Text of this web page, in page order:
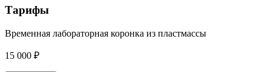
Тарифы
Временная лабораторная коронка из пластмассы
15 000 ₽